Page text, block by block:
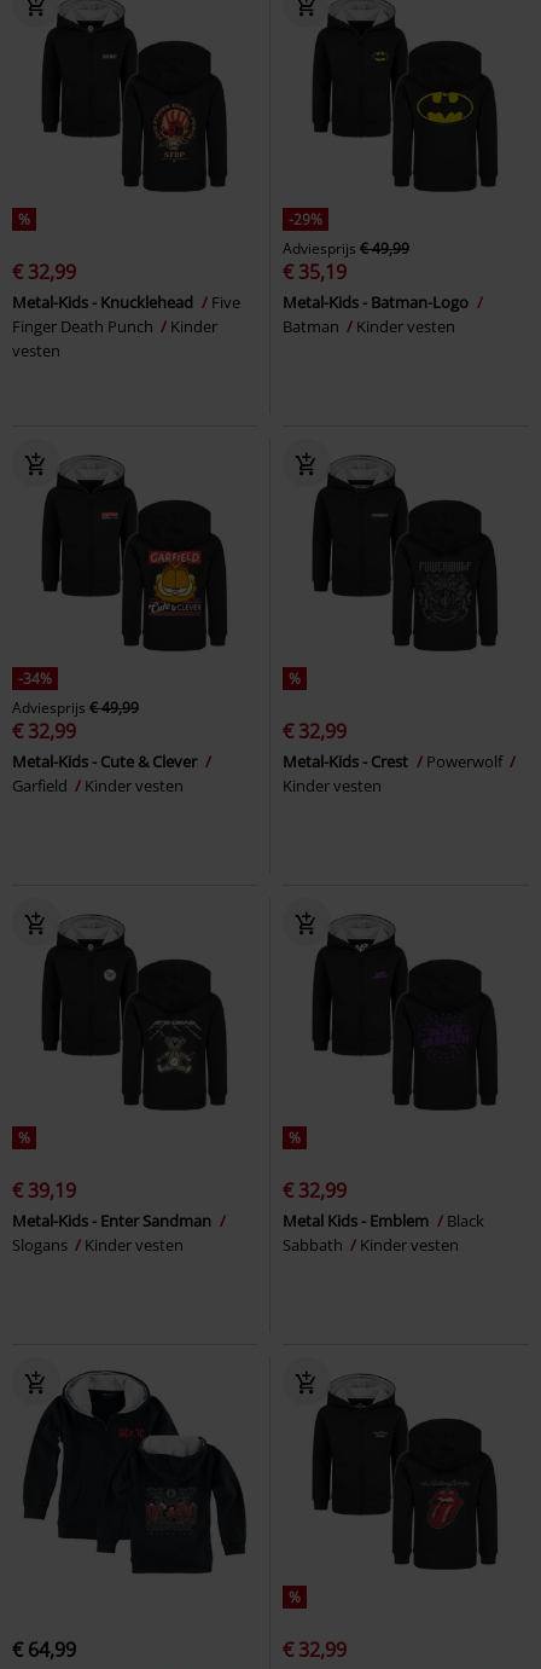
%
€ 32,99
Metal-Kids - Knucklehead
Five
Finger Death Punch
Kinder
vesten
-29%
Adviesprijs € 49,99
€ 35,19
Metal-Kids - Batman-Logo
Batman
Kinder vesten
-34%
Adviesprijs € 49,99
€ 32,99
Metal-Kids - Cute & Clever
Garfield
Kinder vesten
%
€ 32,99
Metal-Kids - Crest
Powerwolf
Kinder vesten
%
€ 39,19
Metal-Kids - Enter Sandman
Slogans
Kinder vesten
%
€ 32,99
Metal Kids - Emblem
Black
Sabbath
Kinder vesten
€ 64,99
%
€ 32,99